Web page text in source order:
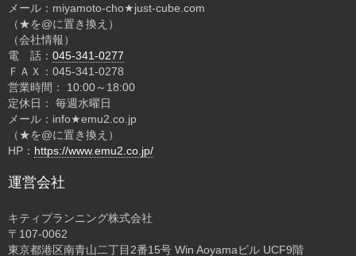
メール：miyamoto-cho★just-cube.com
（★を@に置き換え）
（会社情報）
電 話： 045-341-0277
ＦＡＸ：045-341-0278
営業時間： 10:00～18:00
定休日： 毎週水曜日
メール：info★emu2.co.jp
（★を@に置き換え）
HP： https://www.emu2.co.jp/
運営会社
キティプランニング株式会社
〒107-0062
東京都港区南青山二丁目2番15号 Win Aoyamaビル UCF9階